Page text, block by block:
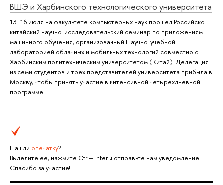
ВШЭ и Харбинского технологического университета
13–16 июля на факультете компьютерных наук прошел Российско-
китайский научно-исследовательский семинар по приложениям
машинного обучения, организованный Научно-учебной
лабораторией облачных и мобильных технологий совместно с
Харбинским политехническим университетом (Китай). Делегация
из семи студентов и трех представителей университета прибыла в
Москву, чтобы принять участие в интенсивной четырехдневной
программе.
Нашли опечатку?
Выделите её, нажмите Ctrl+Enter и отправьте нам уведомление.
Спасибо за участие!